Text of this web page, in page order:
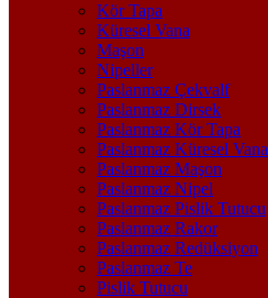
Kör Tapa
Küresel Vana
Maşon
Nipeller
Paslanmaz Çekvalf
Paslanmaz Dirsek
Paslanmaz Kör Tapa
Paslanmaz Küresel Vana
Paslanmaz Maşon
Paslanmaz Nipel
Paslanmaz Pislik Tutucu
Paslanmaz Rakor
Paslanmaz Redüksiyon
Paslanmaz Te
Pislik Tutucu